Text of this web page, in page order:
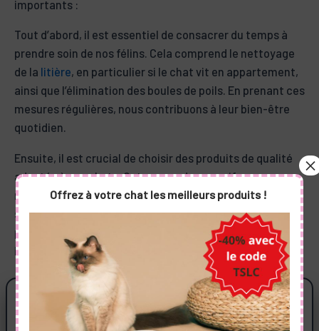
importants :
Tout d’abord, il est essentiel de consacrer du temps à
prendre soin de nos félins. Cela comprend le nettoyage
de la litière, en particulier si le chat vit en appartement,
ainsi que l’élimination des boules de poils. En prenant ces
mesures régulières, nous contribuons à leur bien-être
quotidien.
Ensuite, il est crucial de choisir des produits de qualité
adaptés à nos chats. Optez pour des vermifuges
naturels et sûrs, des coupe-griffes de qualité et des
shampoings doux qui n’irritent pas leur peau sensible. En
privilégiant ces produits, nous veillons à leur confort et à
leur santé.
Offrez à votre chat les meilleurs produits !